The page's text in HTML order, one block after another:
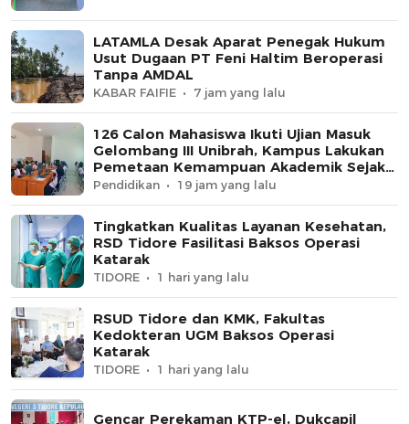
LATAMLA Desak Aparat Penegak Hukum
Usut Dugaan PT Feni Haltim Beroperasi
Tanpa AMDAL
KABAR FAIFIE 7 jam yang lalu
126 Calon Mahasiswa Ikuti Ujian Masuk
Gelombang III Unibrah, Kampus Lakukan
Pemetaan Kemampuan Akademik Sejak
Awal
Pendidikan 19 jam yang lalu
Tingkatkan Kualitas Layanan Kesehatan,
RSD Tidore Fasilitasi Baksos Operasi
Katarak
TIDORE 1 hari yang lalu
RSUD Tidore dan KMK, Fakultas
Kedokteran UGM Baksos Operasi
Katarak
TIDORE 1 hari yang lalu
Gencar Perekaman KTP-el, Dukcapil